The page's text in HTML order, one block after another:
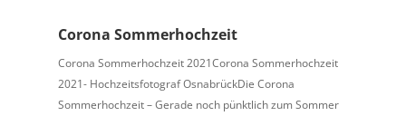
Corona Sommerhochzeit
Corona Sommerhochzeit 2021Corona Sommerhochzeit
2021- Hochzeitsfotograf OsnabrückDie Corona
Sommerhochzeit – Gerade noch pünktlich zum Sommer